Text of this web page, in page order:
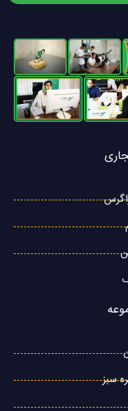
سبز